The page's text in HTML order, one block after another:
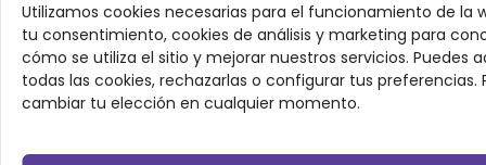
Utilizamos cookies necesarias para el funcionamiento de la
tu consentimiento, cookies de análisis y marketing para
cómo se utiliza el sitio y mejorar nuestros servicios. Puedes
todas las cookies, rechazarlas o configurar tus preferencias.
cambiar tu elección en cualquier momento.